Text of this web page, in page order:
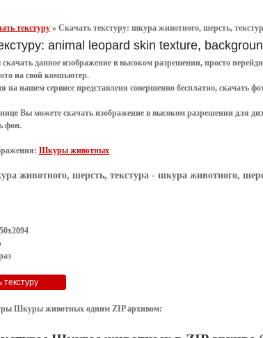
текстуру » Скачать текстуру: шкура животного, шерсть,
animal leopard skin texture,
скачать данное изображение в высоком разрешении, просто
на свой компьютер.
на нашем сервисе представленя совершенно бесплатно, скачать
Вы можете скачать изображение в высоком разрешении для
фон.
Шкуры животных
животного, шерсть, текстура - шкура животного,
Шкуры животных одним ZIP архивом: